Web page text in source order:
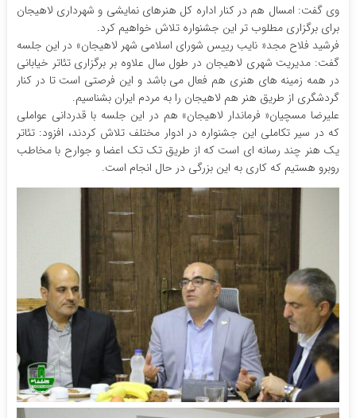
وی گفت: امسال هم در کنار اداره کل هنرهای نمایشی و شهرداری لاهیجان
برای برگزاری مطلوب تر این جشنواره تلاش خواهیم کرد.
فرشید فلاح مجد« نایب رییس شورای اسلامی شهر لاهیجان» در این جلسه
گفت: مدیریت شهری لاهیجان در طول سال علاوه بر برگزاری تئاتر خیابانی
در همه زمینه های هنری هم فعال می باشد و این فرصتی است تا در کنار
گردشگری از طریق هنر هم لاهیجان را به مردم ایران بشناسیم.
علیرضا مسچیان« فرماندار لاهیجان» هم در این جلسه با قدردانی عواملی
که در سیر تکاملی این جشنواره در ادوار مختلف تلاش کردند، افزود: تئاتر
یک هنر چند رسانه ای است که از طریق تک تک اعضا و جوارح با مخاطب
روبرو هستیم که کاری به این بزرگی در حال انجام است.